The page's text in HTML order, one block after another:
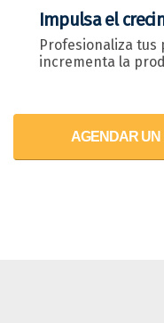
Impulsa el
Profesionaliza tus
incrementa la
AGENDAR UN